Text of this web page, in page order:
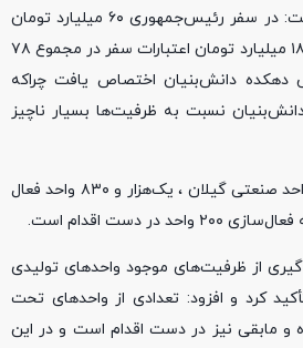
گردشگری و دانش‌بنیان، گفت: در سفر رئیس‌جمهوری ۶۰ میلیارد تومان
از منابع دراختیار استاندار و ۱۸ میلیارد تومان اعتبارات سفر در مجموع ۷۸
دهکده دانش‌بنیان اختصاص یافت چراکه
نسبت به ظرفیت‌ها بسیار ناچیز
وی افزود: از دوهزار و ۳۷۹ واحد صنعتی گیلان ، یک‌هزار و ۸۳۰ واحد فعال
از ظرفیت‌های موجود واحدهای تولیدی
کرد و افزود: تعدادی از واحدهای تحت
و مابقی نیز در دست اقدام است و در این